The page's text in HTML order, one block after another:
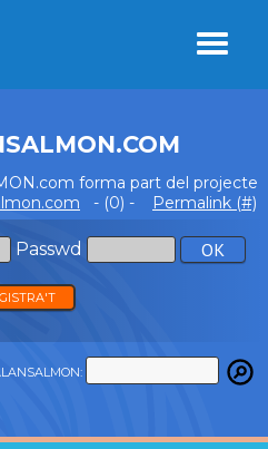
forma part del projecte
- (0) - Permalink (#)
Passwd